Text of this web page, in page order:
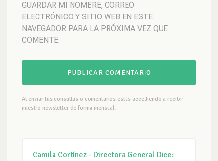
GUARDAR MI NOMBRE, CORREO
ELECTRÓNICO Y SITIO WEB EN ESTE
NAVEGADOR PARA LA PRÓXIMA VEZ QUE
COMENTE.
Al enviar tus consultas o comentarios estás accediendo a recibir
nuestro newsletter de forma mensual.
Camila Cortínez - Directora General Dice: